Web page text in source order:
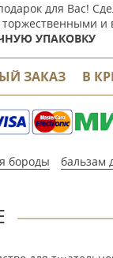
для Вас!
торжественными
УПАКОВКУ
ЗАКАЗ В
бороды бальзам